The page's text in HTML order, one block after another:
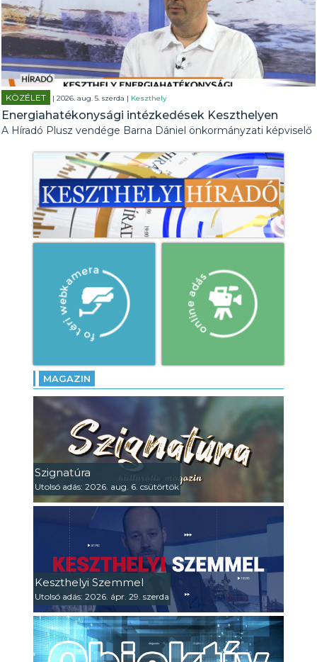
KÖZÉLET | 2026. aug. 5. szerda | Keszthely
Energiahatékonysági intézkedések Keszthelyen
A Híradó Plusz vendége Barna Dániel önkormányzati képviselő
MAGAZIN
Szignatúra
Utolsó adás: 2026. aug. 6. csütörtök
Keszthelyi Szemmel
Utolsó adás: 2026. ápr. 29. szerda